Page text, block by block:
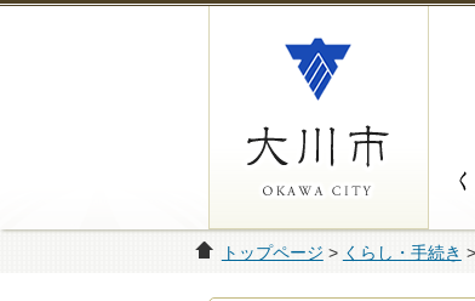
トップページ > くらし・手続き